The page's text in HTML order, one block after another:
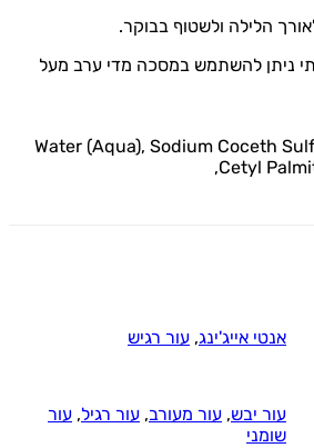
ולשטוף בבוקר.
להשתמש במסכה מדי ערב מעל
Water (Aqua), Sodium
Cetyl
אנטי אייג'ינג,עור רגיש
עור יבש, עור מעורב,עור רגיל,עור
שומני